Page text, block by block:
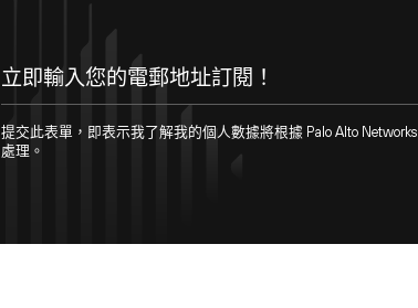
提交此表單，即表示我了解我的個人數據將根據 Palo Alto Networks
處理。